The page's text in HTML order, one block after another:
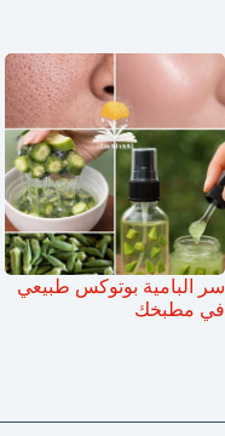
سر البامية بوتوكس طبيعي
في مطبخك